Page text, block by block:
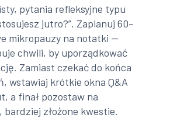
pytania refleksyjne typu
jutro?”. Zaplanuj 60–
mikropauzy na notatki —
chwili, by uporządkować
Zamiast czekać do końca
wstawiaj krótkie okna Q&A
a finał pozostaw na
bardziej złożone kwestie.